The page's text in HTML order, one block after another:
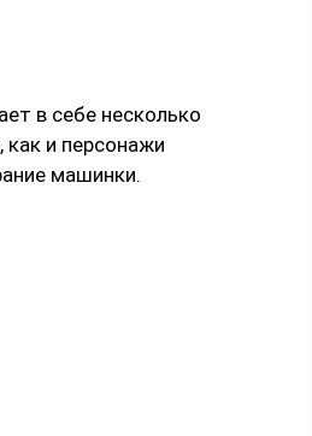
в себе несколько
и персонажи
машинки.